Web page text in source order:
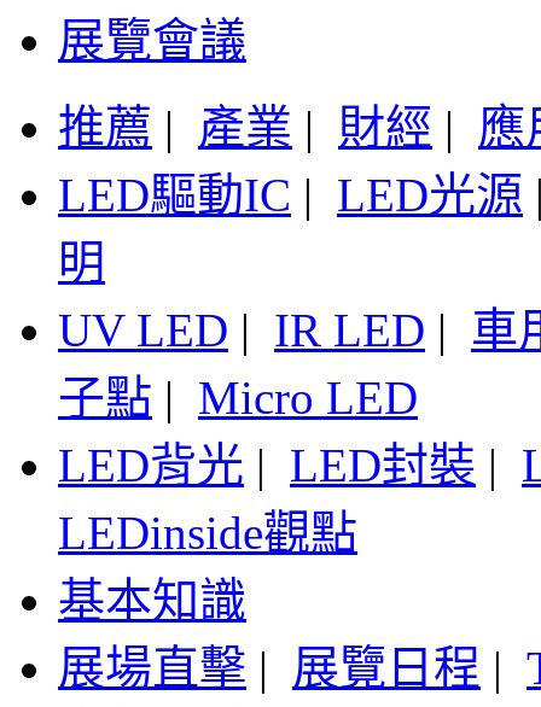
展覽會議
推薦 | 產業 | 財經 | 應
LED驅動IC | LED光源
明
UV LED | IR LED | 車
子點 | Micro LED
LED背光 | LED封裝 |
LEDinside觀點
基本知識
展場直擊 | 展覽日程 |